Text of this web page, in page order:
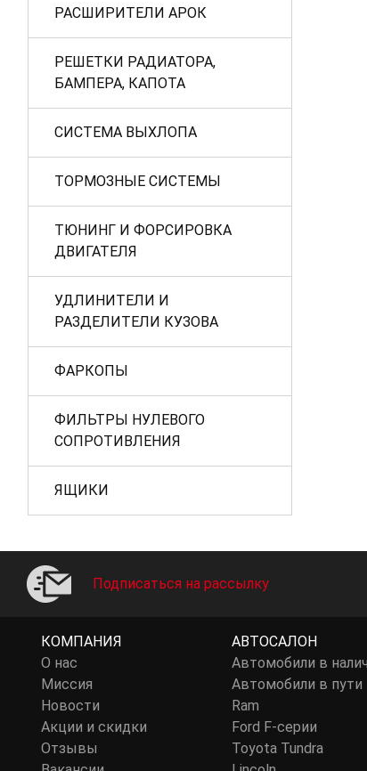
РАСШИРИТЕЛИ АРОК
РЕШЕТКИ РАДИАТОРА,
БАМПЕРА, КАПОТА
СИСТЕМА ВЫХЛОПА
ТОРМОЗНЫЕ СИСТЕМЫ
ТЮНИНГ И ФОРСИРОВКА
ДВИГАТЕЛЯ
УДЛИНИТЕЛИ И
РАЗДЕЛИТЕЛИ КУЗОВА
ФАРКОПЫ
ФИЛЬТРЫ НУЛЕВОГО
СОПРОТИВЛЕНИЯ
ЯЩИКИ
Подписаться на рассылку
КОМПАНИЯ
О нас
Миссия
Новости
Акции и скидки
Отзывы
АВТОСАЛОН
Автомобили в
Автомобили в пути
Ram
Ford F-серии
Toyota Tundra